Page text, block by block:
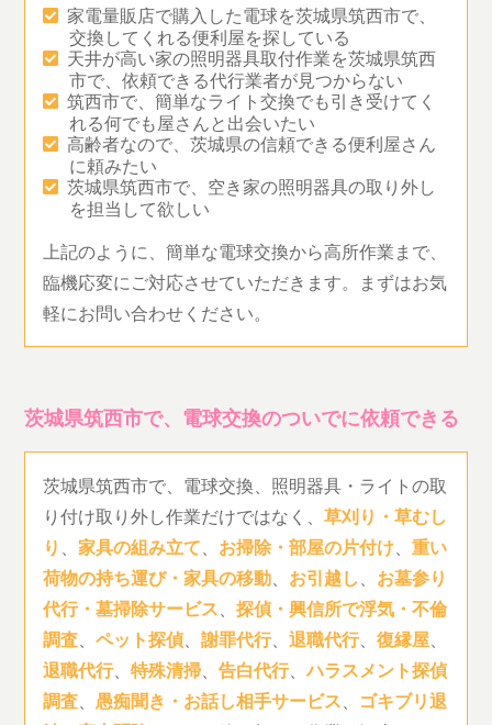
家電量販店で購入した電球を茨城県筑西市で、
交換してくれる便利屋を探している
天井が高い家の照明器具取付作業を茨城県筑西
市で、依頼できる代行業者が見つからない
筑西市で、簡単なライト交換でも引き受けてく
れる何でも屋さんと出会いたい
高齢者なので、茨城県の信頼できる便利屋さん
に頼みたい
茨城県筑西市で、空き家の照明器具の取り外し
を担当して欲しい
上記のように、簡単な電球交換から高所作業まで、
臨機応変にご対応させていただきます。まずはお気
軽にお問い合わせください。
茨城県筑西市で、電球交換のついでに依頼できる
茨城県筑西市で、電球交換、照明器具・ライトの取
り付け取り外し作業だけではなく、草刈り・草むし
り 、家具の組み立て、 お掃除・部屋の片付け、重い
荷物の持ち運び・家具の移動、 お引越し、 お墓参り
代行・墓掃除サービス、探偵・興信所で浮気・不倫
調査、ペット探偵、謝罪代行、退職代行、復縁屋、
退職代行、特殊清掃、告白代行、ハラスメント探偵
調査、愚痴聞き・お話し相手サービス、 ゴキブリ退